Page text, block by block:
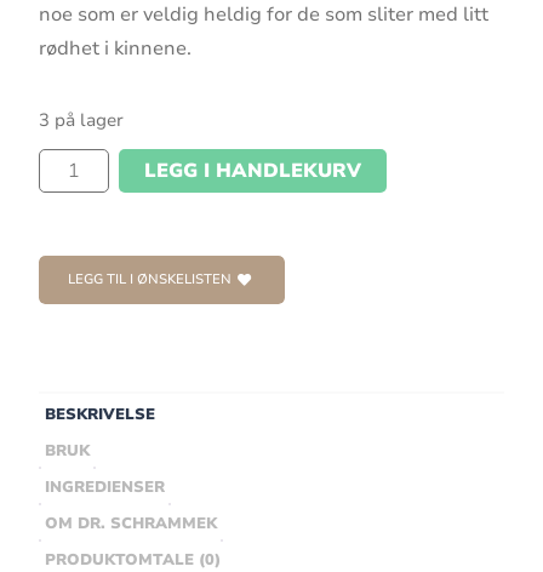
noe som er veldig heldig for de som sliter med litt
rødhet i kinnene.
3 på lager
LEGG I HANDLEKURV
LEGG TIL I ØNSKELISTEN
BESKRIVELSE
BRUK
INGREDIENSER
OM DR. SCHRAMMEK
PRODUKTOMTALE (0)